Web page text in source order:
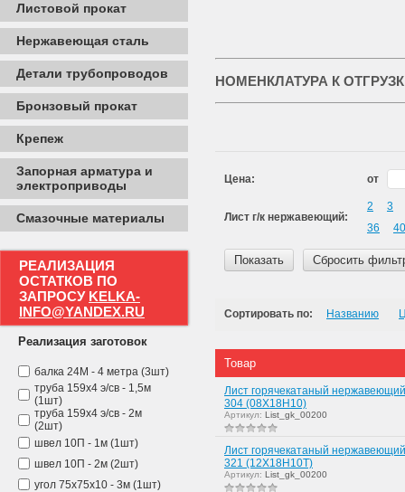
НОМЕНКЛАТУРА К
Цена: от
Лист г/к нержавеющий:
2
3
36
40
Показать Сбросить
Сортировать по: Названию
Товар
Лист горячекатаный
304 (08Х18Н10)
Артикул: List_gk_00200
Лист горячекатаный
321 (12Х18Н10Т)
Артикул: List_gk_00200
Листовой прокат
Нержавеющая сталь
Детали трубопроводов
Бронзовый прокат
Крепеж
Запорная арматура и
электроприводы
Смазочные материалы
РЕАЛИЗАЦИЯ
ОСТАТКОВ ПО
ЗАПРОСУ KELKA-
INFO@YANDEX.RU
Реализация заготовок
балка 24М - 4 метра (3шт)
труба 159х4 э/св - 1,5м
(1шт)
труба 159х4 э/св - 2м
(2шт)
швел 10П - 1м (1шт)
швел 10П - 2м (2шт)
угол 75х75х10 - 3м (1шт)